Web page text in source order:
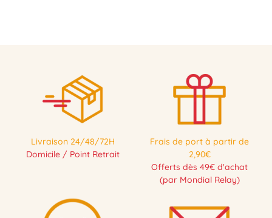
Livraison 24/48/72H
Domicile / Point Retrait
Frais de port à partir de
2,90€
Offerts dès 49€ d'achat
(par Mondial Relay)